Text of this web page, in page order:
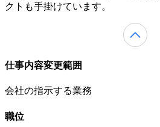
クトも手掛けています。
仕事内容変更範囲
会社の指示する業務
職位